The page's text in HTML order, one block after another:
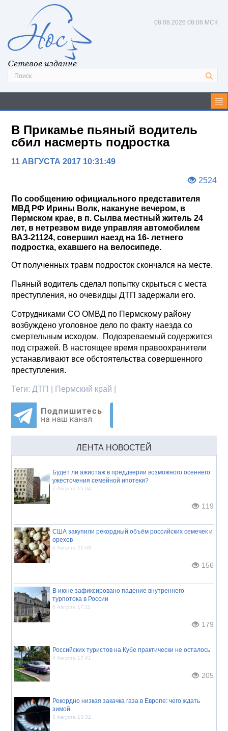
Сетевое издание
08.08.2026 08:06 МСК
В Прикамье пьяный водитель
сбил насмерть подростка
11 АВГУСТА 2017 10:31:49
2524
По сообщению официального представителя
МВД РФ Ирины Волк, накануне вечером, в
Пермском крае, в п. Сылва местный житель 24
лет, в нетрезвом виде управляя автомобилем
ВАЗ-21124, совершил наезд на 16- летнего
подростка, ехавшего на велосипеде.
От полученных травм подросток скончался на месте.
Пьяный водитель сделал попытку скрыться с места
преступления, но очевидцы ДТП задержали его.
Сотрудниками СО ОМВД по Пермскому району
возбуждено уголовное дело по факту наезда со
смертельным исходом. Подозреваемый содержится
под стражей. В настоящее время правоохранители
устанавливают все обстоятельства совершенного
преступления.
Теги: ДТП | Пермский край |
ЛЕНТА НОВОСТЕЙ
Будет ли ажиотаж в преддверии возможного осеннего
ужесточения семейной ипотеки?
7 Августа 15:04
119
США закупили рекордный объём российских семечек и
орехов
6 Августа 21:09
156
В июне зафиксировано падение внутреннего
турпотока в России
5 Августа 17:11
179
Российских туристов на Кубе практически не осталось
4 Августа 17:41
205
Рекордно низкая закачка газа в Европе: чего ждать
зимой
3 Августа 13:32